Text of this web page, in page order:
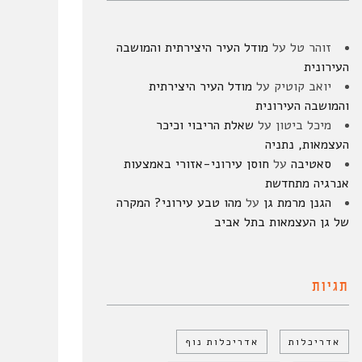
זוהר טל על מודל העיר היצירתית והמושבה
העירונית
יואב קוטיק על מודל העיר היצירתית
והמושבה העירונית
מיכל ביטון על שאלת הריבוי וכיכר
העצמאות, נתניה
סאטיבה על חוסן עירוני-אזורי באמצעות
אנרגיה מתחדשת
הגנן מרמת גן על מהו טבע עירוני? המקרה
של גן העצמאות בתל אביב
תגיות
אדריכלות אדריכלות נוף